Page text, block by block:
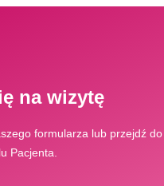
na wizytę
formularza lub przejdź
Pacjenta.